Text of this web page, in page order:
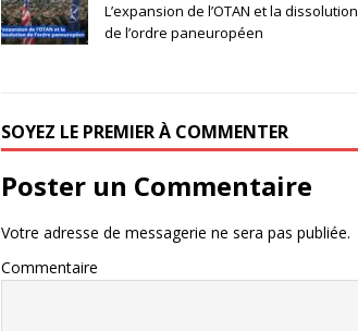
L’expansion de l’OTAN et la dissolution
de l’ordre paneuropéen
SOYEZ LE PREMIER À COMMENTER
Poster un Commentaire
Votre adresse de messagerie ne sera pas publiée.
Commentaire